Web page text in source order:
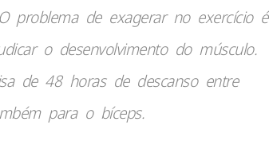
problema de exagerar no exercício é
o desenvolvimento do músculo.
de 48 horas de descanso entre
para o bíceps.